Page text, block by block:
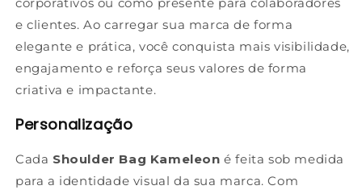
e clientes. Ao carregar sua marca de forma
elegante e prática, você conquista mais visibilidade,
engajamento e reforça seus valores de forma
criativa e impactante.
Personalização
Cada Shoulder Bag Kameleon é feita sob medida
para a identidade visual da sua marca. Com